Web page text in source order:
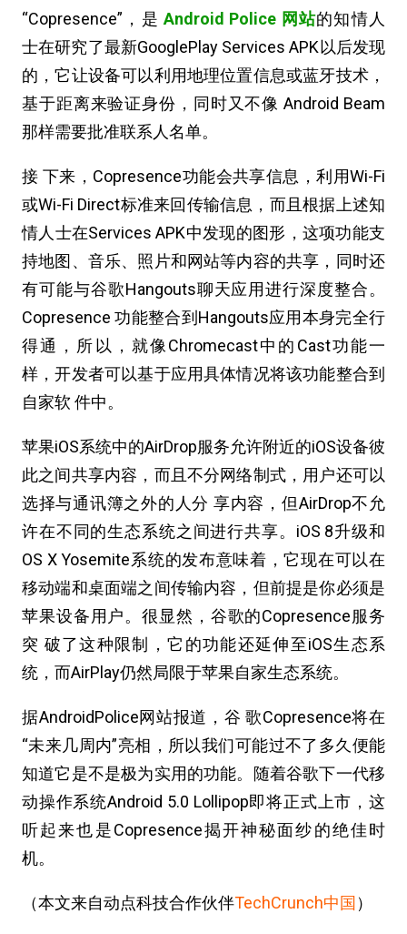
“Copresence”，是Android Police 网站的知情人
士在研究了最新GooglePlay Services APK以后发现
的，它让设备可以利用地理位置信息或蓝牙技术，
基于距离来验证身份，同时又不像 Android Beam
那样需要批准联系人名单。
接 下来，Copresence功能会共享信息，利用Wi-Fi
或Wi-Fi Direct标准来回传输信息，而且根据上述知
情人士在Services APK中发现的图形，这项功能支
持地图、音乐、照片和网站等内容的共享，同时还
有可能与谷歌Hangouts聊天应用进行深度整合。
Copresence 功能整合到Hangouts应用本身完全行
得通，所以，就像Chromecast中的Cast功能一
样，开发者可以基于应用具体情况将该功能整合到
自家软 件中。
苹果iOS系统中的AirDrop服务允许附近的iOS设备彼
此之间共享内容，而且不分网络制式，用户还可以
选择与通讯簿之外的人分 享内容，但AirDrop不允
许在不同的生态系统之间进行共享。iOS 8升级和
OS X Yosemite系统的发布意味着，它现在可以在
移动端和桌面端之间传输内容，但前提是你必须是
苹果设备用户。很显然，谷歌的Copresence服务
突 破了这种限制，它的功能还延伸至iOS生态系
统，而AirPlay仍然局限于苹果自家生态系统。
据AndroidPolice网站报道，谷 歌Copresence将在
“未来几周内”亮相，所以我们可能过不了多久便能
知道它是不是极为实用的功能。随着谷歌下一代移
动操作系统Android 5.0 Lollipop即将正式上市，这
听起来也是Copresence揭开神秘面纱的绝佳时
机。
（本文来自动点科技合作伙伴TechCrunch中国）